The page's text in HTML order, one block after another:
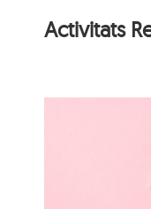
Activitats